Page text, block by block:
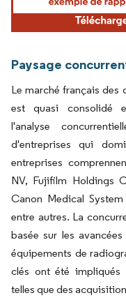
Paysage
Le marché français
est quasi consolidé
l'analyse
d'entreprises qui
entreprises
NV, Fujifilm Holdings
Canon Medical
entre autres. La
basée sur les
équipements de
clés ont été impliqués
telles que des